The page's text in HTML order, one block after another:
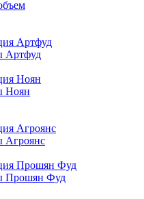
Артфуд
Артфуд
Ноян
Ноян
Агроянс
Агроянс
Прошян Фуд
Прошян Фуд